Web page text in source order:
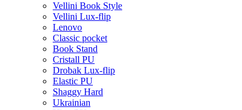
Vellini Book Style
Vellini Lux-flip
Lenovo
Classic pocket
Book Stand
Cristall PU
Drobak Lux-flip
Elastic PU
Shaggy Hard
Ukrainian